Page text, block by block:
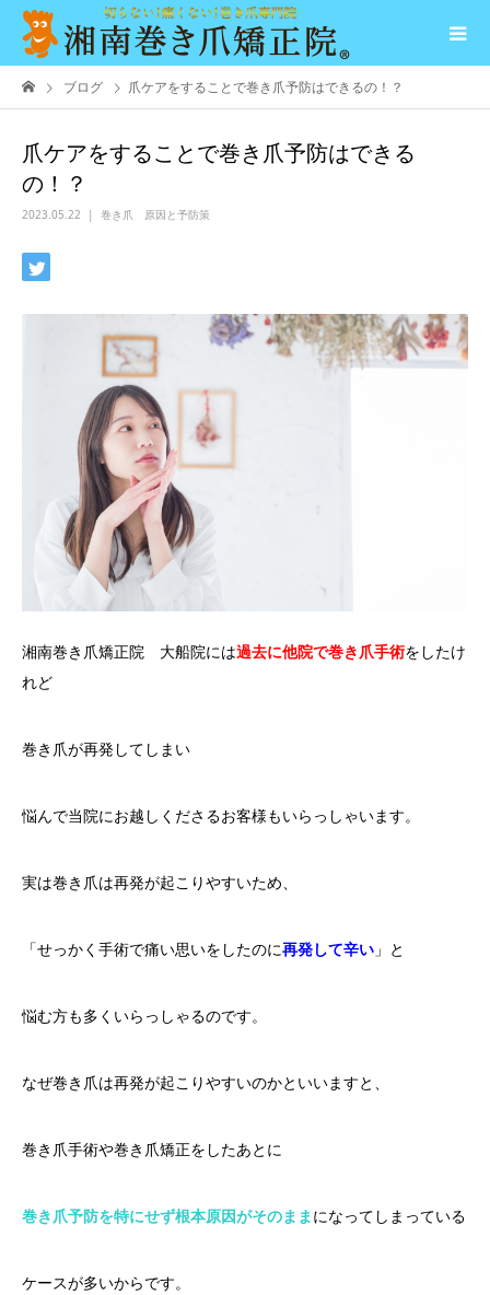
ブログ 爪ケアをすることで巻き爪予防はできるの！？
爪ケアをすることで巻き爪予防はできる
の！？
2023.05.22 巻き爪 原因と予防策
湘南巻き爪矯正院 大船院には過去に他院で巻き爪手術をしたけ
れど
巻き爪が再発してしまい
悩んで当院にお越しくださるお客様もいらっしゃいます。
実は巻き爪は再発が起こりやすいため、
「せっかく手術で痛い思いをしたのに再発して辛い 」と
悩む方も多くいらっしゃるのです。
なぜ巻き爪は再発が起こりやすいのかといいますと、
巻き爪手術や巻き爪矯正をしたあとに
巻き爪予防を特にせず根本原因がそのままになってしまっている
ケースが多いからです。